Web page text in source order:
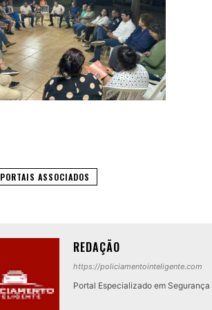
PORTAIS ASSOCIADOS
REDAÇÃO
https://policiamentointeligente.com
Portal Especializado em